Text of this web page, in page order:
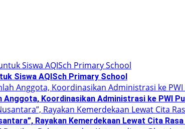
Siswa AQISch Primary School
Anggota, Koordinasikan Administrasi ke PWI
Rayakan Kemerdekaan Lewat Cita